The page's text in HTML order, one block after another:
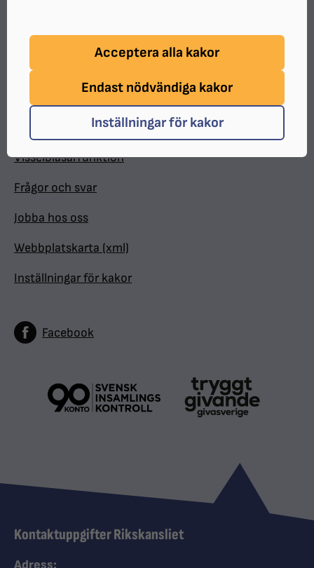
Acceptera alla kakor
Endast nödvändiga kakor
Inställningar för kakor
Valpkalendern
Medlemsförmåner
Personuppgifter
Tillgänglighetsredogörelse
Visselblåsarfunktion
Frågor och svar
Jobba hos oss
Webbplatskarta (xml)
Inställningar för kakor
Facebook
Kontaktuppgifter Rikskansliet
Adress: